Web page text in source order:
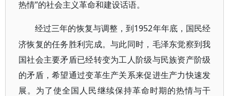
热情”的社会主义革命和建设话语。
经过三年的恢复与调整，到 1952年年底，国民经
济恢复的任务胜利完成。与此同时，毛泽东觉察到我
国社会主要矛盾已经转变为工人阶级与民族资产阶级
的矛盾，希望通过变革生产关系来促进生产力快速发
展。为了使全国人民继续保持革命时期的热情与干